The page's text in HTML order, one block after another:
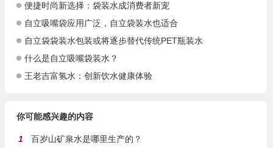
便捷时尚新选择：袋装水成消费者新宠
自立吸嘴袋应用广泛，自立袋装水也适合
自立袋袋装水包装或将逐步替代传统PET瓶装水
什么是自立吸嘴袋装水？
王老吉富氢水：创新饮水健康体验
你可能感兴趣的内容
1
百岁山矿泉水是哪里生产的？